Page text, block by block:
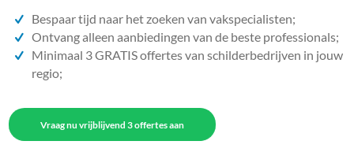
Bespaar tijd naar het zoeken van vakspecialisten;
Ontvang alleen aanbiedingen van de beste professionals;
Minimaal 3 GRATIS offertes van schilderbedrijven in jouw
regio;
Vraag nu vrijblijvend 3 offertes aan